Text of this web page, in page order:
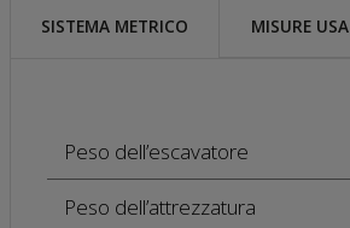
SISTEMA METRICO MISURE USA
Peso dell’escavatore
Peso dell’attrezzatura